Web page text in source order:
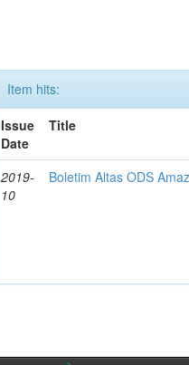
Item hits:
Issue
Date
Title
2019-
10
Boletim Altas ODS